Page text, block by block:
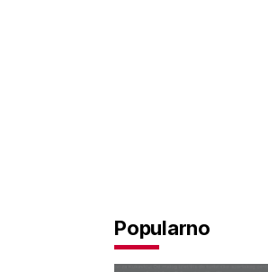
Popularno